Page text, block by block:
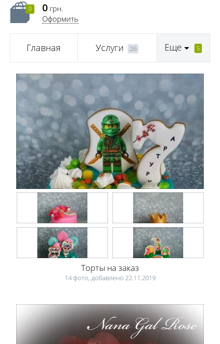
0 0 грн.
Оформить
Главная Услуги 26 Еще 5
Торты на заказ
14 фото, добавлено 22.11.2019